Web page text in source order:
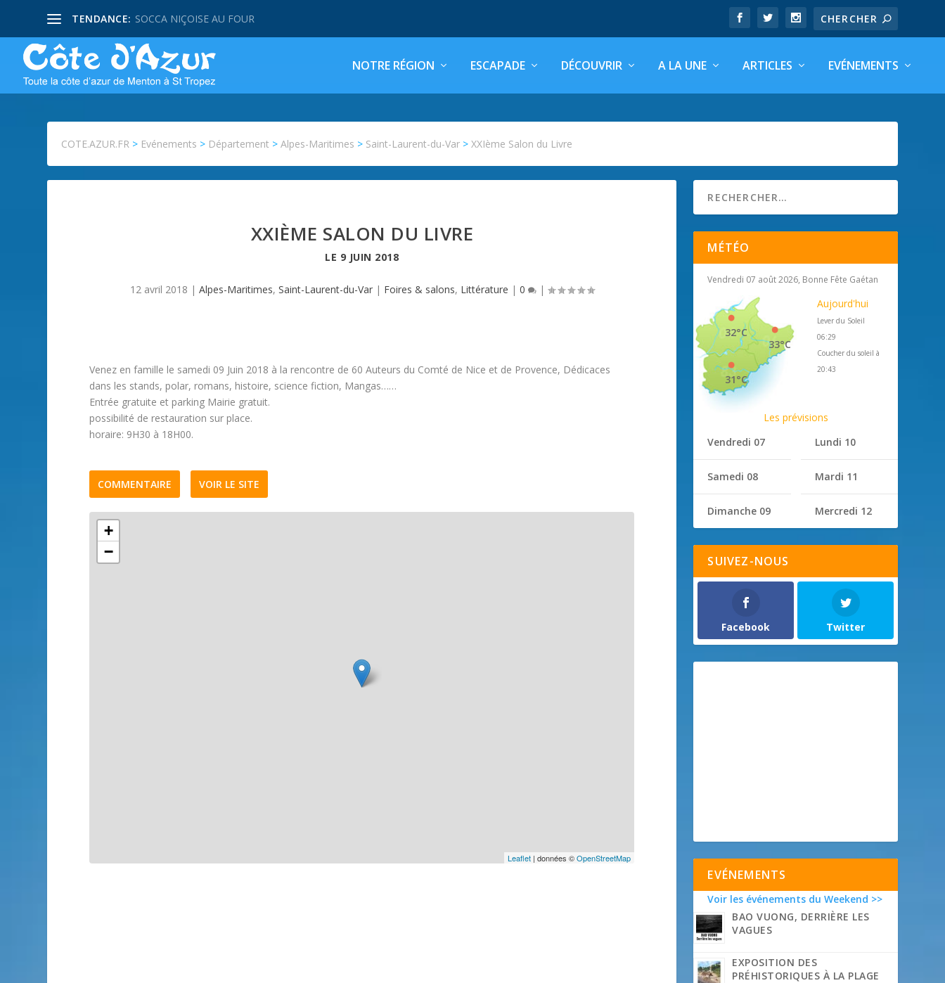
TENDANCE: PISSALADIERE NIÇOISE
NOTRE RÉGION ESCAPADE DÉCOUVRIR A LA UNE ARTICLES EVÉNEMENTS
COTE.AZUR.FR > Evénements > Département >Alpes-Maritimes > Saint-Laurent-du-Var >XXIème Salon du Livre
XXIÈME SALON DU LIVRE
LE 9 JUIN 2018
12 avril 2018 | Alpes-Maritimes, Saint-Laurent-du-Var| Foires & salons, Littérature | 0 |
Venez en famille le samedi 09 Juin 2018 à la rencontre de 60 Auteurs du Comté de Nice et de Provence, Dédicaces
dans les stands, polar, romans, histoire, science fiction, Mangas……
Entrée gratuite et parking Mairie gratuit.
possibilité de restauration sur place.
horaire: 9H30 à 18H00.
COMMENTAIRE VOIR LE SITE
+
−
Leaflet | données ©OpenStreetMap
MÉTÉO
Vendredi 07 août 2026, Bonne Fête Gaétan
33°C
32°C
31°C
Aujourd'hui
Lever du Soleil
06:29
Coucher du soleil à
20:43
Les prévisions
Vendredi 07
Samedi 08
Dimanche 09
Lundi 10
Mardi 11
Mercredi 12
SUIVEZ-NOUS
Facebook Twitter
EVÉNEMENTS
Voir les événements du Weekend >>
BAO VUONG, DERRIÈRE LES
VAGUES
EXPOSITION DES
PRÉHISTORIQUES À LA PLAGE